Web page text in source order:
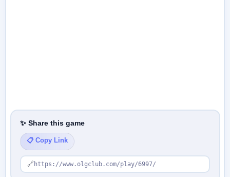
✨ Share this game
📋 Copy Link
🔗 https://www.olgclub.com/play/6997/